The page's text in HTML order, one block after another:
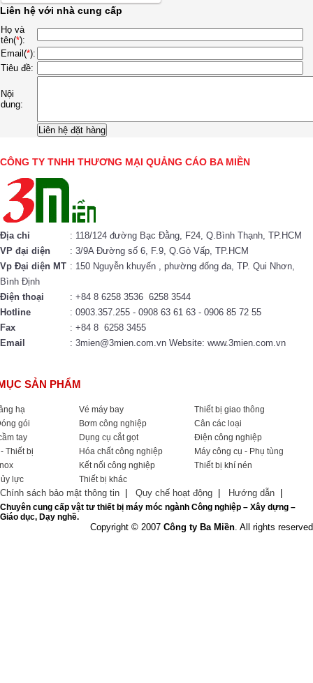
Liên hệ với nhà cung cấp
Họ và
tên(*):
Email(*):
Tiêu đề:
Nội
dung:
CÔNG TY TNHH THƯƠNG MẠI QUẢNG CÁO BA MIỀN
Địa chỉ
: 118/124 đường Bạc Đằng, F24, Q.Bình Thạnh, TP.HCM
VP đại diện
: 3/9A Đường số 6, F.9, Q.Gò Vấp, TP.HCM
Vp Đại diện MT : 150 Nguyễn khuyến , phường đống đa, TP. Qui Nhơn,
Bình Định
Điện thoại
: +84 8 6258 3536 6258 3544
Hotline
: 0903.357.255 - 0908 63 61 63 - 0906 85 72 55
Fax
: +84 8 6258 3455
Email
: 3mien@3mien.com.vn Website: www.3mien.com.vn
SẢN PHẨM
hạ Vé máy bay
Thiết bị giao thông
gói
Bơm công nghiệp
Cân các loại
tay
Dụng cụ cắt gọt
Điện công nghiệp
Thiết bị
Hóa chất công nghiệp
Máy công cụ - Phụ tùng
Kết nối công nghiệp
Thiết bị khí nén
lực
Thiết bị khác
Chính sách bảo mật thông tin Quy chế hoạt động Hướng dẫn
Chuyên cung cấp vật tư thiết bị máy móc ngành Công nghiệp – Xây dựng –
Giáo dục, Dạy nghề.
Copyright © 2007 Công ty Ba Miền. All rights reserved